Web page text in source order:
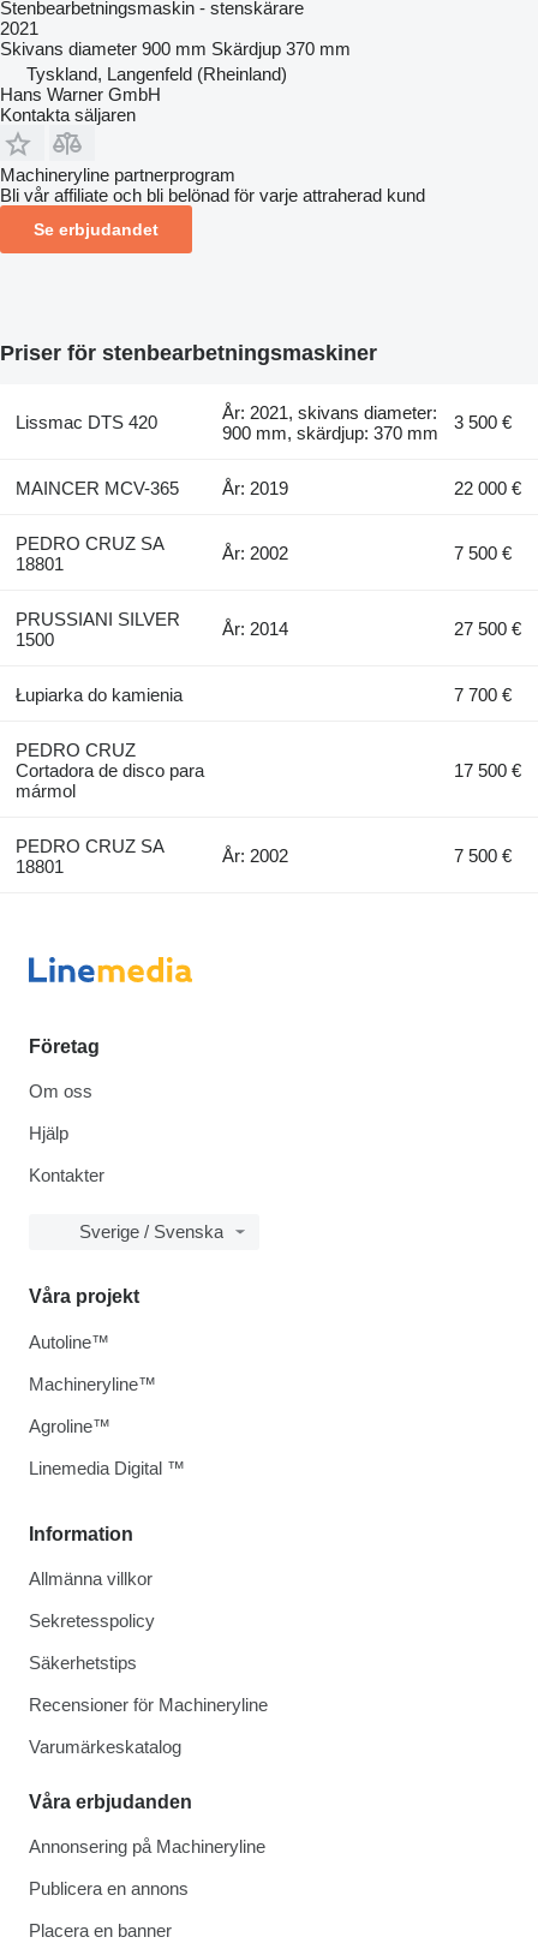
Stenbearbetningsmaskin - stenskärare
2021
Skivans diameter 900 mm Skärdjup 370 mm
Tyskland, Langenfeld (Rheinland)
Hans Warner GmbH
Kontakta säljaren
Machineryline partnerprogram
Bli vår affiliate och bli belönad för varje attraherad kund
Se erbjudandet
Priser för stenbearbetningsmaskiner
Lissmac DTS 420
År: 2021, skivans diameter:
900 mm, skärdjup: 370 mm
3 500 €
MAINCER MCV-365 År: 2019 22 000 €
PEDRO CRUZ SA
18801
År: 2002 7 500 €
PRUSSIANI SILVER
1500
År: 2014 27 500 €
Łupiarka do kamienia 7 700 €
PEDRO CRUZ
Cortadora de disco para
mármol
17 500 €
PEDRO CRUZ SA
18801
År: 2002 7 500 €
Företag
Om oss
Hjälp
Kontakter
Sverige / Svenska
Information
Allmänna villkor
Sekretesspolicy
Säkerhetstips
Recensioner för Machineryline
Varumärkeskatalog
Våra erbjudanden
Annonsering på Machineryline
Publicera en annons
Placera en banner
Våra projekt
Autoline™
Machineryline™
Agroline™
Linemedia Digital ™